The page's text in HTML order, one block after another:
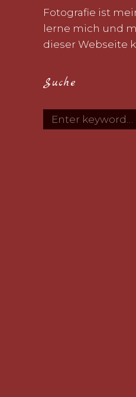
Fotografie ist
lerne mich und
dieser Webseite
Suche
Search
for: